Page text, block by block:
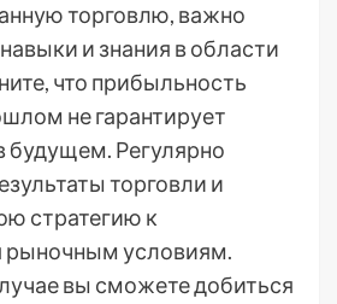
торговлю, важно
и знания в области
что прибыльность
не гарантирует
будущем. Регулярно
торговли и
стратегию к
условиям.
вы сможете добиться